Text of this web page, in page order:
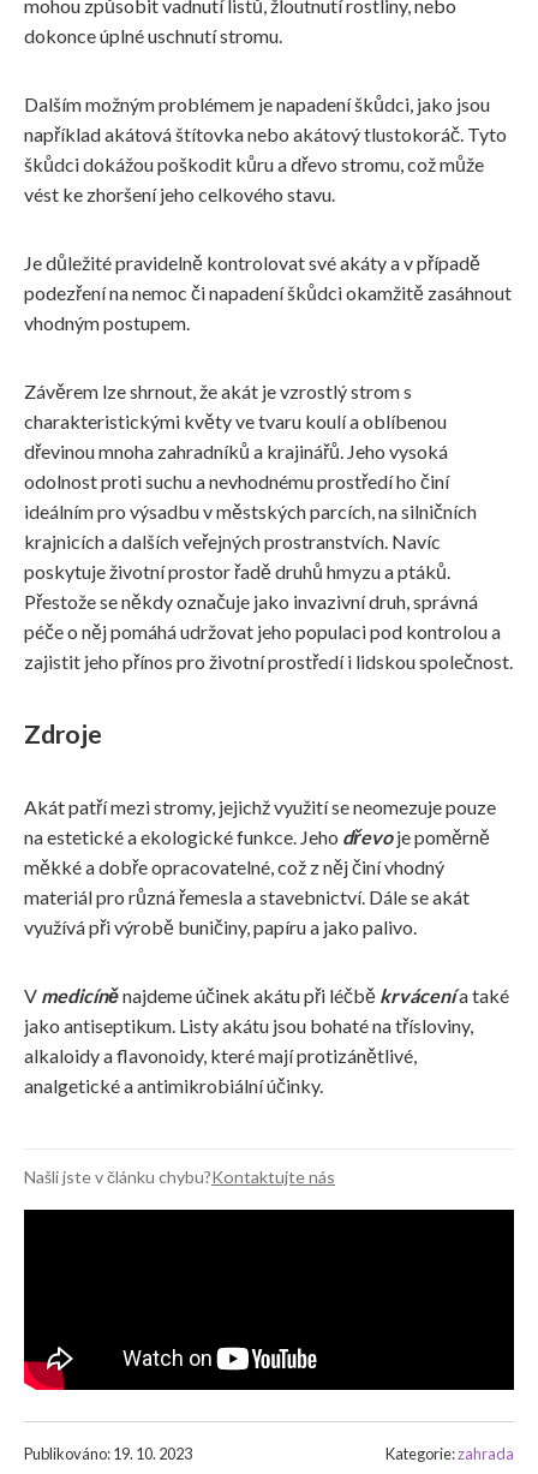
mohou způsobit vadnutí listů, žloutnutí rostliny, nebo
dokonce úplné uschnutí stromu.
Dalším možným problémem je napadení škůdci, jako jsou
například akátová štítovka nebo akátový tlustokoráč. Tyto
škůdci dokážou poškodit kůru a dřevo stromu, což může
vést ke zhoršení jeho celkového stavu.
Je důležité pravidelně kontrolovat své akáty a v případě
podezření na nemoc či napadení škůdci okamžitě zasáhnout
vhodným postupem.
Závěrem lze shrnout, že akát je vzrostlý strom s
charakteristickými květy ve tvaru koulí a oblíbenou
dřevinou mnoha zahradníků a krajinářů. Jeho vysoká
odolnost proti suchu a nevhodnému prostředí ho činí
ideálním pro výsadbu v městských parcích, na silničních
krajnicích a dalších veřejných prostranstvích. Navíc
poskytuje životní prostor řadě druhů hmyzu a ptáků.
Přestože se někdy označuje jako invazivní druh, správná
péče o něj pomáhá udržovat jeho populaci pod kontrolou a
zajistit jeho přínos pro životní prostředí i lidskou společnost.
Zdroje
Akát patří mezi stromy, jejichž využití se neomezuje pouze
na estetické a ekologické funkce. Jeho dřevoje poměrně
měkké a dobře opracovatelné, což z něj činí vhodný
materiál pro různá řemesla a stavebnictví. Dále se akát
využívá při výrobě buničiny, papíru a jako palivo.
V medicíněnajdeme účinek akátu při léčbě krvácenía také
jako antiseptikum. Listy akátu jsou bohaté na třísloviny,
alkaloidy a flavonoidy, které mají protizánětlivé,
analgetické a antimikrobiální účinky.
Našli jste v článku chybu?Kontaktujte nás
Publikováno: 19. 10. 2023 Kategorie:zahrada